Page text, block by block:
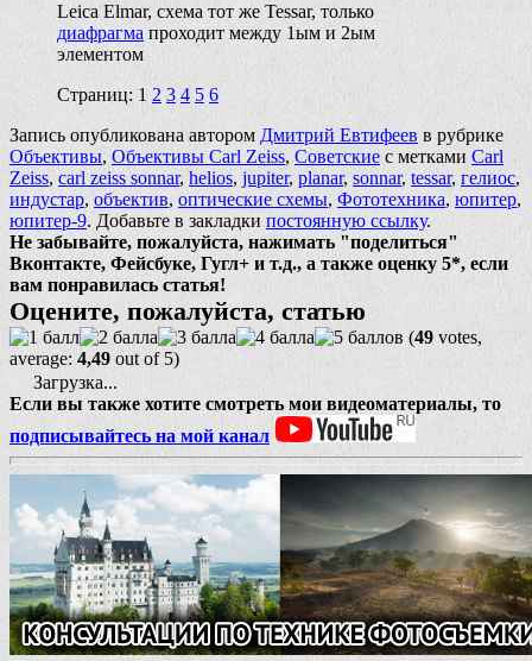
Leica Elmar, схема тот же Tessar, только
диафрагма проходит между 1ым и 2ым
элементом
Страниц: 1 2 3 4 5 6
Запись опубликована автором Дмитрий Евтифеев в рубрике
Объективы, Объективы Carl Zeiss, Советские с метками Carl
Zeiss, carl zeiss sonnar, helios, jupiter, planar, sonnar, tessar, гелиос,
индустар, объектив, оптические схемы, Фототехника, юпитер,
юпитер-9. Добавьте в закладки постоянную ссылку.
Не забывайте, пожалуйста, нажимать "поделиться"
Вконтакте, Фейсбуке, Гугл+ и т.д., а также оценку 5*, если
вам понравилась статья!
Оцените, пожалуйста, статью
(49 votes,
average: 4,49 out of 5)
Загрузка...
Если вы также хотите смотреть мои видеоматериалы, то
подписывайтесь на мой канал